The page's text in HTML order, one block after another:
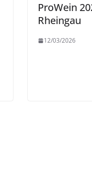
ProWein
Rheingau
12/03/2026